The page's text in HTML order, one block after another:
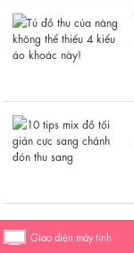
Giao diện máy tính